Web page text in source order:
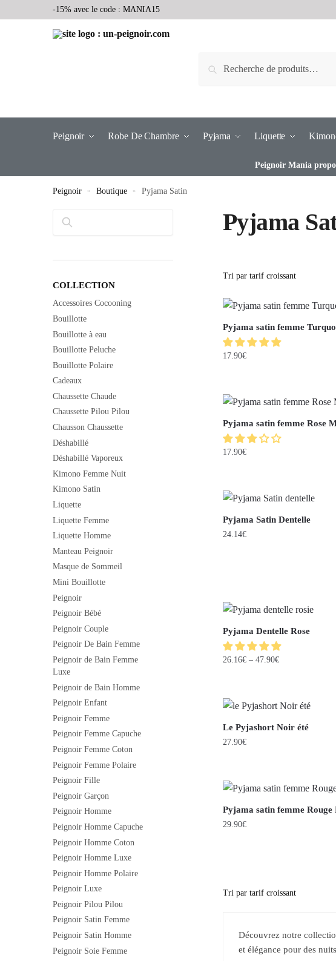
-15% avec le code : MANIA15
Recherche
Peignoir Robe De Chambre Pyjama Liquette
Peignoir Mania
Peignoir » Boutique » Pyjama Satin
Pyjama
Pyjama satin femme
17.90€
Pyjama satin femme Rose
17.90€
Pyjama Satin Dentelle
24.14€
Pyjama Dentelle Rose
26.16€– 47.90€
Le Pyjashort Noir été
27.90€
Pyjama satin femme Rouge
29.90€
Découvrez notre
et élégance pour des
COLLECTION
Accessoires Cocooning
Bouillotte
Bouillotte à eau
Bouillotte Peluche
Bouillotte Polaire
Cadeaux
Chaussette Chaude
Chaussette Pilou Pilou
Chausson Chaussette
Déshabillé
Déshabillé Vaporeux
Kimono Femme Nuit
Kimono Satin
Liquette
Liquette Femme
Liquette Homme
Manteau Peignoir
Masque de Sommeil
Mini Bouillotte
Peignoir
Peignoir Bébé
Peignoir Couple
Peignoir De Bain Femme
Peignoir de Bain Femme
Luxe
Peignoir de Bain Homme
Peignoir Enfant
Peignoir Femme
Peignoir Femme Capuche
Peignoir Femme Coton
Peignoir Femme Polaire
Peignoir Fille
Peignoir Garçon
Peignoir Homme
Peignoir Homme Capuche
Peignoir Homme Coton
Peignoir Homme Luxe
Peignoir Homme Polaire
Peignoir Luxe
Peignoir Pilou Pilou
Peignoir Satin Femme
Peignoir Satin Homme
Peignoir Soie Femme